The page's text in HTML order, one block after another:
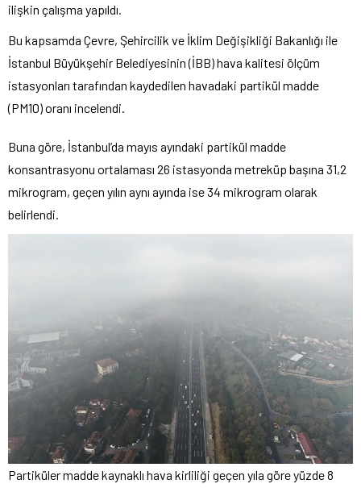
ilişkin çalışma yapıldı.
Bu kapsamda Çevre, Şehircilik ve İklim Değişikliği Bakanlığı ile
İstanbul Büyükşehir Belediyesinin (İBB) hava kalitesi ölçüm
istasyonları tarafından kaydedilen havadaki partikül madde
(PM10) oranı incelendi.
Buna göre, İstanbul’da mayıs ayındaki partikül madde
konsantrasyonu ortalaması 26 istasyonda metreküp başına 31,2
mikrogram, geçen yılın aynı ayında ise 34 mikrogram olarak
belirlendi.
Partiküler madde kaynaklı hava kirliliği geçen yıla göre yüzde 8